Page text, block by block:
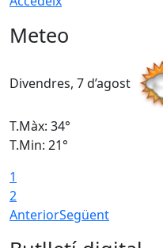
Meteo
Divendres, 7 d’agost
T.Màx: 34°
T.Min: 21°
1
2
AnteriorSegüent